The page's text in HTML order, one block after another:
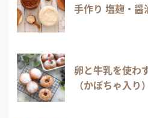
手作り 塩麹・醤
卵と牛乳を使わ
（かぼちゃ入り）